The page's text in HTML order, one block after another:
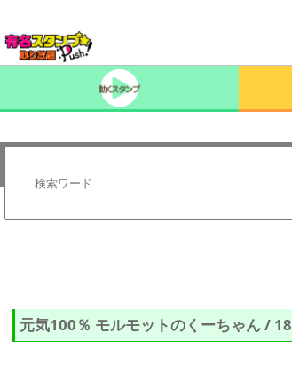
元気100％ モルモットのくーちゃん / 18